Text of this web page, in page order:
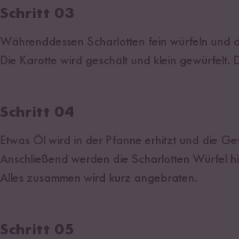
Schritt 03
Währenddessen Scharlotten fein würfeln und
Die Karotte wird geschält und klein gewürfelt.
Schritt 04
Etwas Öl wird in der Pfanne erhitzt und die
Anschließend werden die Scharlotten Würfel
Alles zusammen wird kurz angebraten.
Schritt 05